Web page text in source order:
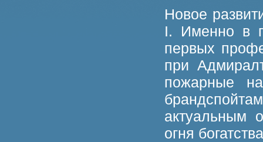
Новое
I. Именно в
первых
при
пожарные
актуальным
огня